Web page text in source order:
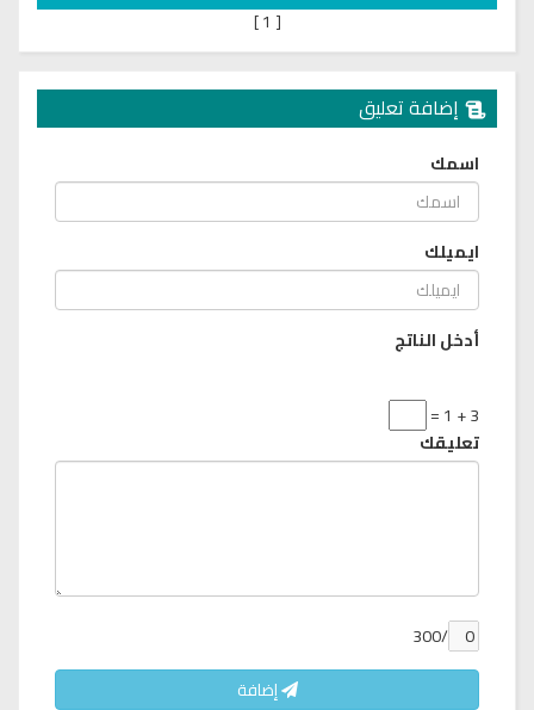
[
]
إضافة تعليق
اسمك
ايميلك
أدخل الناتج
3 + 1 =
تعليقك
/300
إضافة